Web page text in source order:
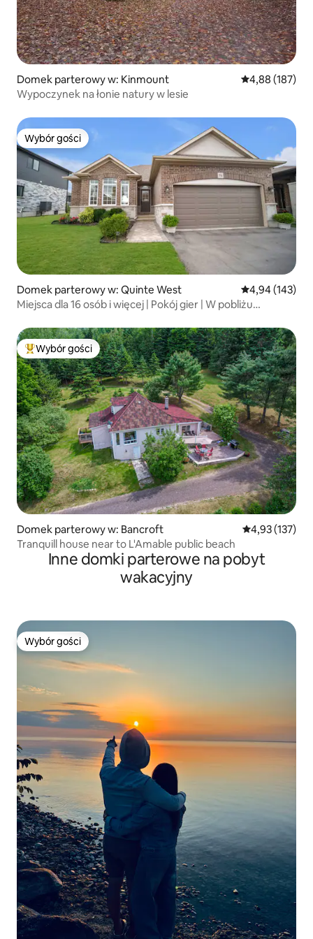
Domek parterowy w: Kinmount Średnia
4,88 (187)
Wypoczynek na łonie natury w lesie
Wybór gości
Wybór gości
Domek parterowy w: Quinte West Średnia
4,94 (143)
Miejsca dla 16 osób i więcej | Pokój gier | W pobliżu
Najpopularniejsze z kategorii Wybór gości
Wybór gości
Domek parterowy w: Bancroft Średnia
4,93 (137)
Tranquill house near to L'Amable public beach
Inne domki parterowe na pobyt
wakacyjny
Wybór gości
Wybór gości